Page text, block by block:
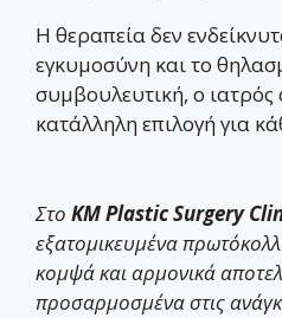
Η θεραπεία δεν
εγκυμοσύνη και το
συμβουλευτική, ο ιατρός
κατάλληλη επιλογή για
Στο KM Plastic Surgery
εξατομικευμένα
κομψά και αρμονικά
προσαρμοσμένα στις